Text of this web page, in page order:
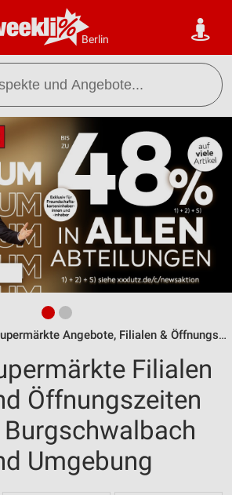
Berlin
Angebote, Filialen & Öffnungszeiten
Filialen
Öffnungszeiten
Burgschwalbach
Umgebung